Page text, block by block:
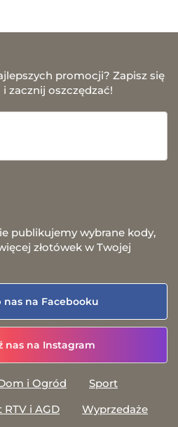
promocji? Zapisz się
zacznij oszczędzać!
publikujemy wybrane kody,
złotówek w Twojej
nas na Facebooku
nas na Instagram
i Ogród
Sport
RTV i AGD
Wyprzedaże